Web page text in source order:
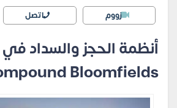
زووم اتصل
أنظمة الحجز والسداد في
Bloomfields